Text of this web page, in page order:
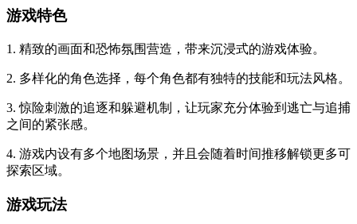
游戏特色
1. 精致的画面和恐怖氛围营造，带来沉浸式的游戏体验。
2. 多样化的角色选择，每个角色都有独特的技能和玩法风格。
3. 惊险刺激的追逐和躲避机制，让玩家充分体验到逃亡与追捕
之间的紧张感。
4. 游戏内设有多个地图场景，并且会随着时间推移解锁更多可
探索区域。
游戏玩法